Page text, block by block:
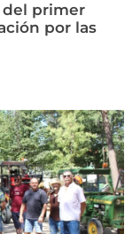
del primer
por las